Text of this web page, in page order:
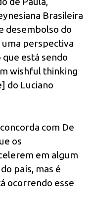
Brasileira
desembolso do
uma perspectiva
que está sendo
wishful thinking
do Luciano
com De
os
em algum
país, mas é
ocorrendo esse